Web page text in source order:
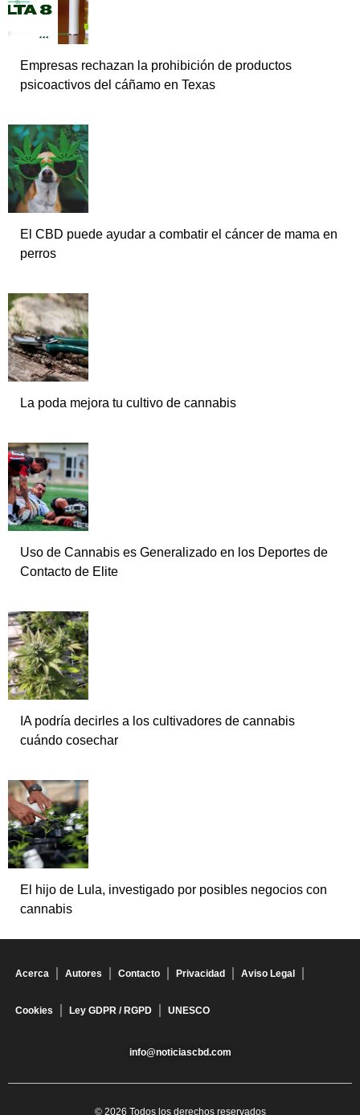
Empresas rechazan la prohibición de productos
psicoactivos del cáñamo en Texas
El CBD puede ayudar a combatir el cáncer de mama en
perros
La poda mejora tu cultivo de cannabis
Uso de Cannabis es Generalizado en los Deportes de
Contacto de Elite
IA podría decirles a los cultivadores de cannabis
cuándo cosechar
El hijo de Lula, investigado por posibles negocios con
cannabis
Acerca Autores Contacto Privacidad Aviso Legal
Cookies Ley GDPR / RGPD UNESCO
info@noticiascbd.com
© 2026 Todos los derechos reservados